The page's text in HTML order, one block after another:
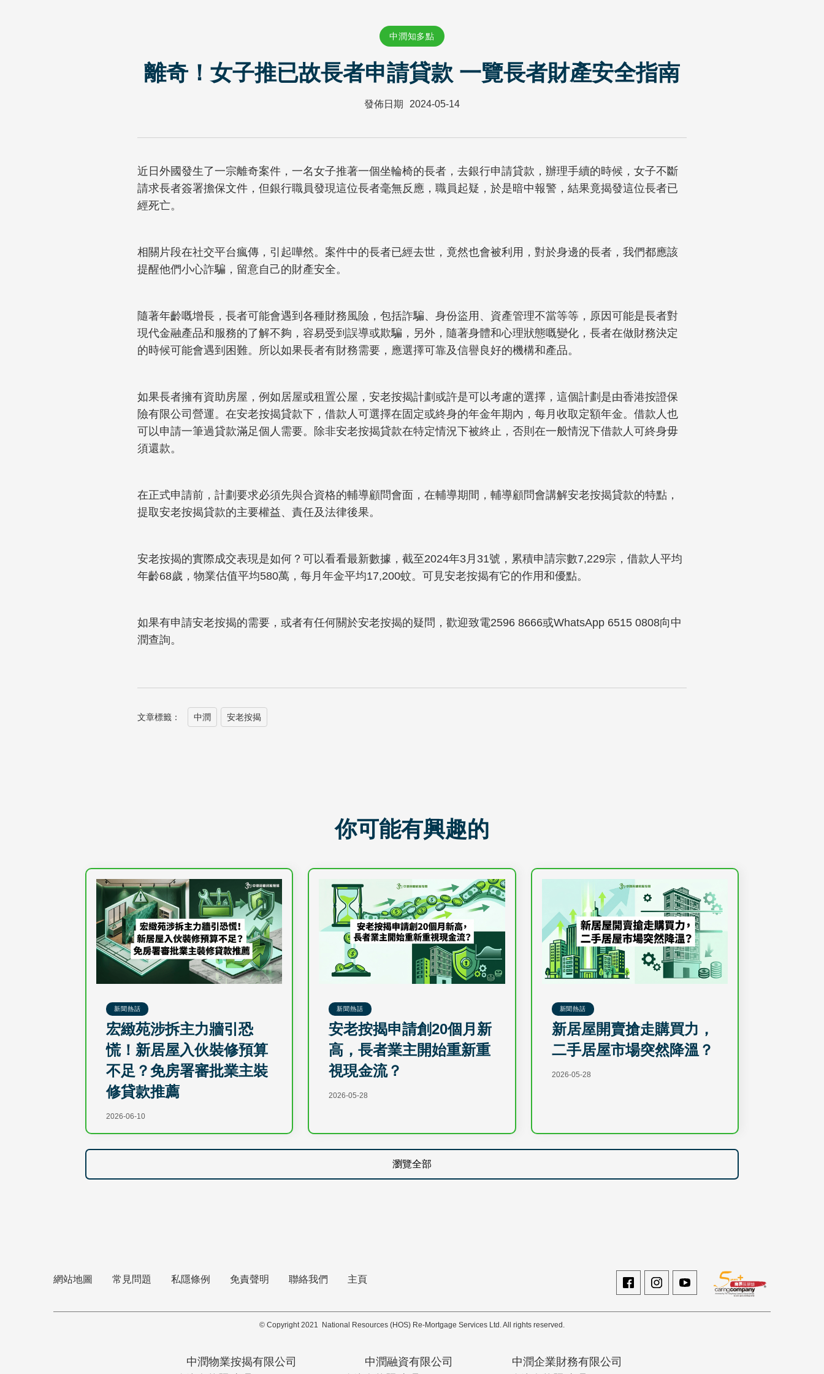
中潤知多點
離奇！女子推已故長者申請貸款 一覽長者財產安全指南
發佈日期 2024-05-14
近日外國發生了一宗離奇案件，一名女子推著一個坐輪椅的長者，去銀行申請貸款，辦理手續的時候，女子不斷
請求長者簽署擔保文件，但銀行職員發現這位長者毫無反應，職員起疑，於是暗中報警，結果竟揭發這位長者已
經死亡。
相關片段在社交平台瘋傳，引起嘩然。案件中的長者已經去世，竟然也會被利用，對於身邊的長者，我們都應該
提醒他們小心詐騙，留意自己的財產安全。
隨著年齡嘅增長，長者可能會遇到各種財務風險，包括詐騙、身份盜用、資產管理不當等等，原因可能是長者對
現代金融產品和服務的了解不夠，容易受到誤導或欺騙，另外，隨著身體和心理狀態嘅變化，長者在做財務決定
的時候可能會遇到困難。所以如果長者有財務需要，應選擇可靠及信譽良好的機構和產品。
如果長者擁有資助房屋，例如居屋或租置公屋，安老按揭計劃或許是可以考慮的選擇，這個計劃是由香港按證保
險有限公司營運。在安老按揭貸款下，借款人可選擇在固定或終身的年金年期內，每月收取定額年金。借款人也
可以申請一筆過貸款滿足個人需要。除非安老按揭貸款在特定情況下被終止，否則在一般情況下借款人可終身毋
須還款。
在正式申請前，計劃要求必須先與合資格的輔導顧問會面，在輔導期間，輔導顧問會講解安老按揭貸款的特點，
提取安老按揭貸款的主要權益、責任及法律後果。
安老按揭的實際成交表現是如何？可以看看最新數據，截至2024年3月31號，累積申請宗數7,229宗，借款人平均
年齡68歲，物業估值平均580萬，每月年金平均17,200蚊。可見安老按揭有它的作用和優點。
如果有申請安老按揭的需要，或者有任何關於安老按揭的疑問，歡迎致電2596 8666或WhatsApp 6515 0808向中
潤查詢。
文章標籤： 中潤 安老按揭
你可能有興趣的
新聞熱話
宏緻苑涉拆主力牆引恐
慌！新居屋入伙裝修預算
不足？免房署審批業主裝
修貸款推薦
2026-06-10
新聞熱話
安老按揭申請創20個月新
高，長者業主開始重新重
視現金流？
2026-05-28
新聞熱話
新居屋開賣搶走購買力，
二手居屋市場突然降溫？
2026-05-28
瀏覽全部
網站地圖 常見問題 私隱條例 免責聲明 聯絡我們 主頁
© Copyright 2021 National Resources (HOS) Re-Mortgage Services Ltd. All rights reserved.
中潤物業按揭有限公司
中潤融資有限公司
中潤企業財務有限公司